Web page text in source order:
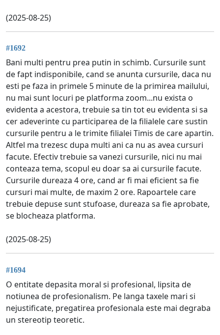
(2025-08-25)
#1692
Bani multi pentru prea putin in schimb. Cursurile sunt
de fapt indisponibile, cand se anunta cursurile, daca nu
esti pe faza in primele 5 minute de la primirea mailului,
nu mai sunt locuri pe platforma zoom...nu exista o
evidenta a acestora, trebuie sa tin tot eu evidenta si sa
cer adeverinte cu participarea de la filialele care sustin
cursurile pentru a le trimite filialei Timis de care apartin.
Altfel ma trezesc dupa multi ani ca nu as avea cursuri
facute. Efectiv trebuie sa vanezi cursurile, nici nu mai
conteaza tema, scopul eu doar sa ai cursurile facute.
Cursurile dureaza 4 ore, cand ar fi mai eficient sa fie
cursuri mai multe, de maxim 2 ore. Rapoartele care
trebuie depuse sunt stufoase, dureaza sa fie aprobate,
se blocheaza platforma.
(2025-08-25)
#1694
O entitate depasita moral si profesional, lipsita de
notiunea de profesionalism. Pe langa taxele mari si
nejustificate, pregatirea profesionala este mai degraba
un stereotip teoretic.